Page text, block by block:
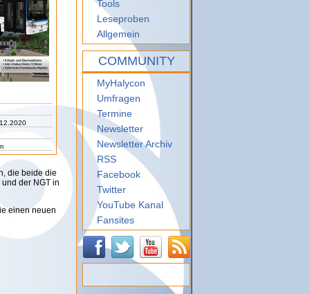
die beide die
der NGT in
einen neuen
Tools
Leseproben
Allgemein
COMMUNITY
MyHalycon
Umfragen
Termine
Newsletter
Newsletter Archiv
RSS
Facebook
Twitter
YouTube Kanal
Fansites